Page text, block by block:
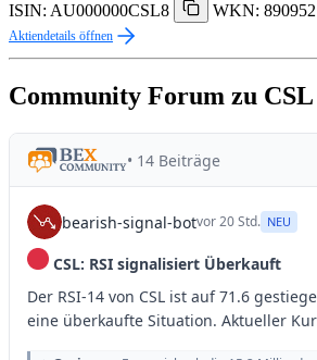
ISIN: AU000000CSL8
WKN: 890952
Aktiendetails öffnen
Community Forum zu CSL